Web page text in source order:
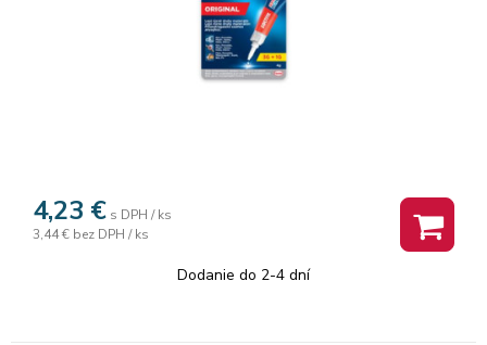
4,23 € s DPH / ks
3,44 € bez DPH / ks
Dodanie do 2-4 dní